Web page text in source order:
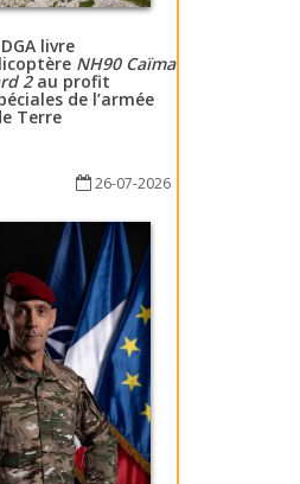
livre
NH90 Caïman
2au profit
de l’armée
Terre
26-07-2026